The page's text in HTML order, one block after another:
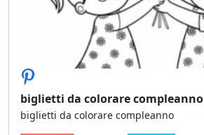
biglietti da colorare compleanno
biglietti da colorare compleanno